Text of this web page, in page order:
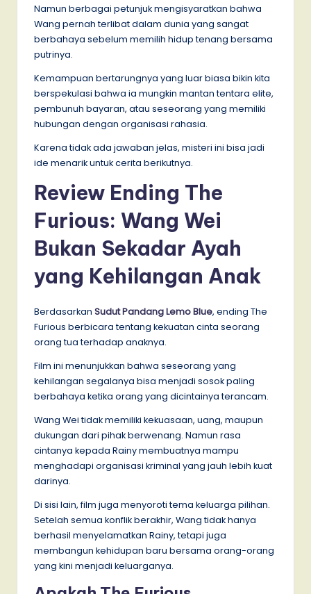
Namun berbagai petunjuk mengisyaratkan bahwa
Wang pernah terlibat dalam dunia yang sangat
berbahaya sebelum memilih hidup tenang bersama
putrinya.
Kemampuan bertarungnya yang luar biasa bikin kita
berspekulasi bahwa ia mungkin mantan tentara elite,
pembunuh bayaran, atau seseorang yang memiliki
hubungan dengan organisasi rahasia.
Karena tidak ada jawaban jelas, misteri ini bisa jadi
ide menarik untuk cerita berikutnya.
Review Ending The
Furious: Wang Wei
Bukan Sekadar Ayah
yang Kehilangan Anak
Berdasarkan Sudut Pandang Lemo Blue, ending The
Furious berbicara tentang kekuatan cinta seorang
orang tua terhadap anaknya.
Film ini menunjukkan bahwa seseorang yang
kehilangan segalanya bisa menjadi sosok paling
berbahaya ketika orang yang dicintainya terancam.
Wang Wei tidak memiliki kekuasaan, uang, maupun
dukungan dari pihak berwenang. Namun rasa
cintanya kepada Rainy membuatnya mampu
menghadapi organisasi kriminal yang jauh lebih kuat
darinya.
Di sisi lain, film juga menyoroti tema keluarga pilihan.
Setelah semua konflik berakhir, Wang tidak hanya
berhasil menyelamatkan Rainy, tetapi juga
membangun kehidupan baru bersama orang-orang
yang kini menjadi keluarganya.